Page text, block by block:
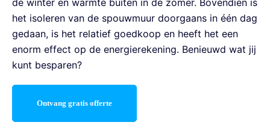
de winter en warmte buiten in de zomer. Bovendien is
het isoleren van de spouwmuur doorgaans in één dag
gedaan, is het relatief goedkoop en heeft het een
enorm effect op de energierekening. Benieuwd wat jij
kunt besparen?
Ontvang gratis offerte